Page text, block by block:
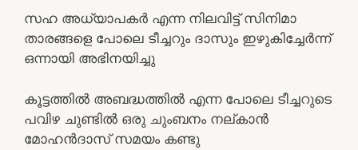
സഹ അധ്യാപകർ എന്ന നിലവിട്ട് സിനിമാ
താരങ്ങളെ പോലെ ടീച്ചറും ദാസും ഇഴുകിച്ചേർന്ന്
ഒന്നായി അഭിനയിച്ചു
കൂട്ടത്തിൽ അബദ്ധത്തിൽ എന്ന പോലെ ടീച്ചറുടെ
പവിഴ ചുണ്ടിൽ ഒരു ചുംബനം നല്കാൻ
മോഹൻദാസ് സമയം കണ്ടു